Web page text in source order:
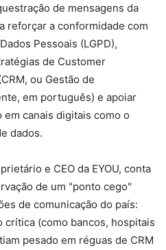
de mensagens da
reforçar a conformidade com
Pessoais (LGPD),
de Customer
ou Gestão de
em português) e apoiar
canais digitais como o
dados.
e CEO da EYOU, conta
de um "ponto cego"
de comunicação do país:
crítica (como bancos, hospitais
pesado em réguas de CRM